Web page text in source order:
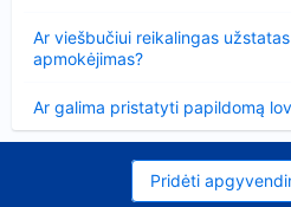
Ar viešbučiui reikalingas
apmokėjimas?
Ar galima pristatyti papildomą
Pridėti